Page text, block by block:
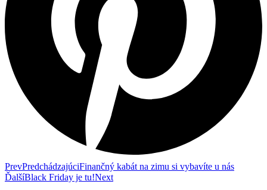
PrevPredchádzajúciFinančný kabát na zimu si vybavíte u nás
ĎalšíBlack Friday je tu!Next